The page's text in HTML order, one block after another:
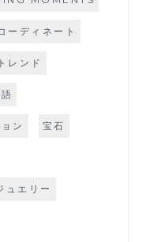
ーディネート
トレンド
ン 宝石
ュエリー